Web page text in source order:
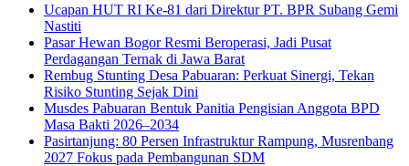
Ucapan HUT RI Ke-81 dari Direktur PT. BPR Subang Gemi
Nastiti
Pasar Hewan Bogor Resmi Beroperasi, Jadi Pusat
Perdagangan Ternak di Jawa Barat
Rembug Stunting Desa Pabuaran: Perkuat Sinergi, Tekan
Risiko Stunting Sejak Dini
Musdes Pabuaran Bentuk Panitia Pengisian Anggota BPD
Masa Bakti 2026–2034
Pasirtanjung: 80 Persen Infrastruktur Rampung, Musrenbang
2027 Fokus pada Pembangunan SDM